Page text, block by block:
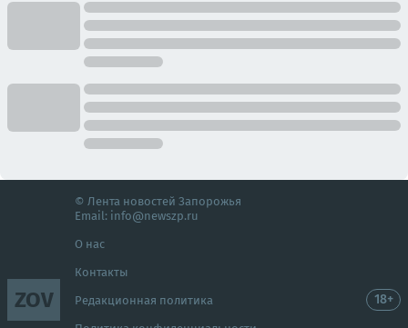
ZOV
© Лента новостей Запорожья
Email: info@newszp.ru
О нас
Контакты
Редакционная политика 18+